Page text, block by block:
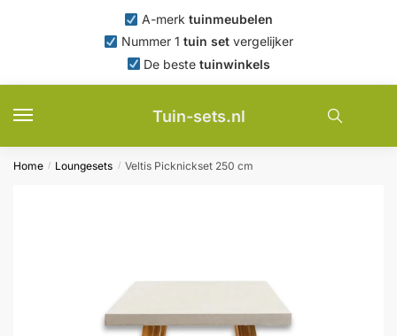
A-merk tuinmeubelen
Nummer 1 tuin set vergelijker
De bestetuinwinkels
Tuin-sets.nl
Home / Loungesets / Veltis Picknickset 250 cm